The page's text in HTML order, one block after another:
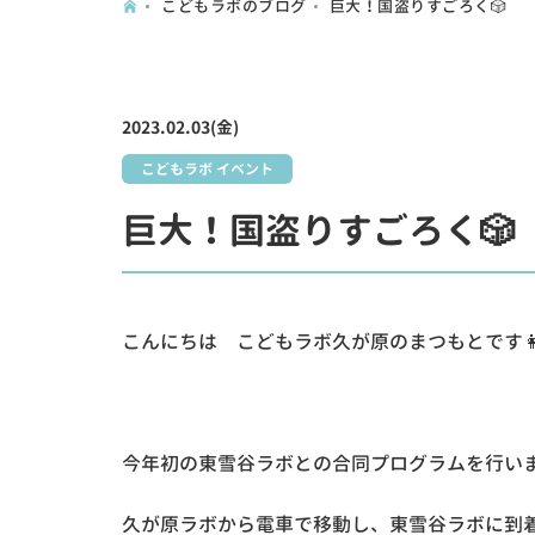
こどもラボのブログ 巨大！国盗りすごろく🎲
2023.02.03(金)
こどもラボ イベント
巨大！国盗りすごろく🎲
こんにちは こどもラボ久が原のまつもとです👩
今年初の東雪谷ラボとの合同プログラムを行い
久が原ラボから電車で移動し、東雪谷ラボに到